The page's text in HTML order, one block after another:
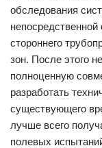
обследования
непосредственной
стороннего
зон. После этого
полноценную
разработать
существующего
лучше всего
полевых